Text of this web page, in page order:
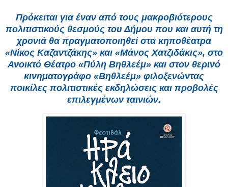
Πρόκειται για έναν από τους μακροβιότερους
πολιτιστικούς θεσμούς του Δήμου που και αυτή τη
χρονιά θα πραγματοποιηθεί στα κηποθέατρα
«Νίκος Καζαντζάκης» και «Μάνος Χατζιδάκις», στο
Ανοικτό Θέατρο «Πύλη Βηθλεέμ» και στον θερινό
κινηματογράφο «Βηθλεέμ» φιλοξενώντας
ποικίλες πολιτιστικές εκδηλώσεις και προβολές
επιλεγμένων ταινιών.